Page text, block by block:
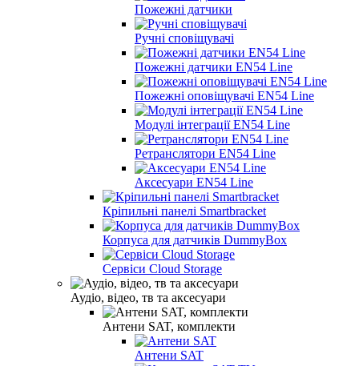
Пожежні датчики
Ручні сповіщувачі
Пожежні датчики EN54 Line
Пожежні оповіщувачі EN54 Line
Модулі інтеграції EN54 Line
Ретранслятори EN54 Line
Аксесуари EN54 Line
Кріпильні панелі Smartbracket
Корпуса для датчиків DummyBox
Сервіси Cloud Storage
Аудіо, відео, тв та аксесуари
Антени SAT, комплекти
Антени SAT